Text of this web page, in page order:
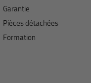
Garantie
Pièces détachées
Formation